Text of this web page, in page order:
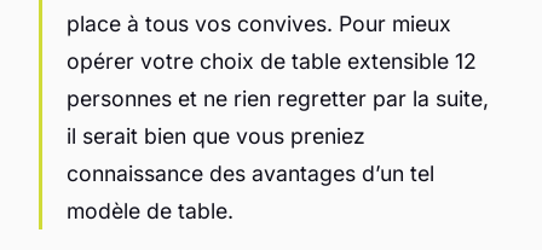
place à tous vos convives. Pour mieux
opérer votre choix de table extensible 12
personnes et ne rien regretter par la suite,
il serait bien que vous preniez
connaissance des avantages d’un tel
modèle de table.